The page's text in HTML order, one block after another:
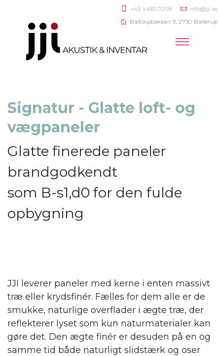
+45 4483 0208
info@jji.as
Baltorpbakken 9, 2750 Ballerup
Signatur - Glatte loft- og
vægpaneler
Glatte finerede paneler
brandgodkendt
som B-s1,d0 for den fulde
opbygning
JJI leverer paneler med kerne i enten massivt
træ eller krydsfinér. Fælles for dem alle er de
smukke, naturlige overflader i ægte træ, der
reflekterer lyset som kun naturmaterialer kan
gøre det. Den ægte finér er desuden på en og
samme tid både naturligt slidstærk og oser